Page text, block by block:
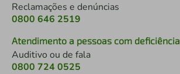
Reclamações e denúncias
0800 646 2519
Atendimento a pessoas com deficiência
Auditivo ou de fala
0800 724 0525